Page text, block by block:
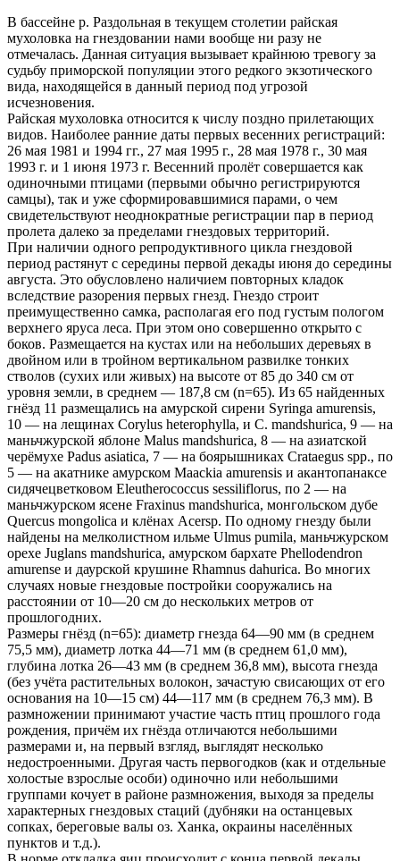
В бассейне р. Раздольная в текущем столетии райская
мухоловка на гнездовании нами вообще ни разу не
отмечалась. Данная ситуация вызывает крайнюю тревогу за
судьбу приморской популяции этого редкого экзотического
вида, находящейся в данный период под угрозой
исчезновения.
Райская мухоловка относится к числу поздно прилетающих
видов. Наиболее ранние даты первых весенних регистраций:
26 мая 1981 и 1994 гг., 27 мая 1995 г., 28 мая 1978 г., 30 мая
1993 г. и 1 июня 1973 г. Весенний пролёт совершается как
одиночными птицами (первыми обычно регистрируются
самцы), так и уже сформировавшимися парами, о чем
свидетельствуют неоднократные регистрации пар в период
пролета далеко за пределами гнездовых территорий.
При наличии одного репродуктивного цикла гнездовой
период растянут с середины первой декады июня до середины
августа. Это обусловлено наличием повторных кладок
вследствие разорения первых гнезд. Гнездо строит
преимущественно самка, располагая его под густым пологом
верхнего яруса леса. При этом оно совершенно открыто с
боков. Размещается на кустах или на небольших деревьях в
двойном или в тройном вертикальном развилке тонких
стволов (сухих или живых) на высоте от 85 до 340 см от
уровня земли, в среднем — 187,8 см (n=65). Из 65 найденных
гнёзд 11 размещались на амурской сирени Syringa amurensis,
10 — на лещинах Corylus heterophylla, и C. mandshurica, 9 — на
маньчжурской яблоне Malus mandshurica, 8 — на азиатской
черёмухе Padus asiatica, 7 — на боярышниках Crataegus spp., по
5 — на акатнике амурском Maackia amurensis и акантопанаксе
сидячецветковом Eleutherococcus sessiliflorus, по 2 — на
маньчжурском ясене Fraxinus mandshurica, монгольском дубе
Quercus mongolica и клёнах Acersp. По одному гнезду были
найдены на мелколистном ильме Ulmus pumila, маньчжурском
орехе Juglans mandshurica, амурском бархате Phellodendron
amurense и даурской крушине Rhamnus dahurica. Во многих
случаях новые гнездовые постройки сооружались на
расстоянии от 10—20 см до нескольких метров от
прошлогодних.
Размеры гнёзд (n=65): диаметр гнезда 64—90 мм (в среднем
75,5 мм), диаметр лотка 44—71 мм (в среднем 61,0 мм),
глубина лотка 26—43 мм (в среднем 36,8 мм), высота гнезда
(без учёта растительных волокон, зачастую свисающих от его
основания на 10—15 см) 44—117 мм (в среднем 76,3 мм). В
размножении принимают участие часть птиц прошлого года
рождения, причём их гнёзда отличаются небольшими
размерами и, на первый взгляд, выглядят несколько
недостроенными. Другая часть первогодков (как и отдельные
холостые взрослые особи) одиночно или небольшими
группами кочует в районе размножения, выходя за пределы
характерных гнездовых стаций (дубняки на останцевых
сопках, береговые валы оз. Ханка, окраины населённых
пунктов и т.д.).